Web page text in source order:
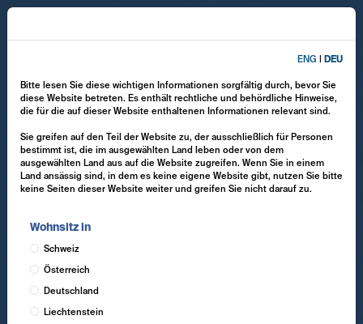
ENG DEU
Bitte lesen Sie diese wichtigen Informationen sorgfältig durch, bevor Sie
diese Website betreten. Es enthält rechtliche und behördliche Hinweise,
die für die auf dieser Website enthaltenen Informationen relevant sind.
Sie greifen auf den Teil der Website zu, der ausschließlich für Personen
bestimmt ist, die im ausgewählten Land leben oder von dem
ausgewählten Land aus auf die Website zugreifen. Wenn Sie in einem
Land ansässig sind, in dem es keine eigene Website gibt, nutzen Sie bitte
keine Seiten dieser Website weiter und greifen Sie nicht darauf zu.
Wohnsitz in
Schweiz
Österreich
Deutschland
Liechtenstein